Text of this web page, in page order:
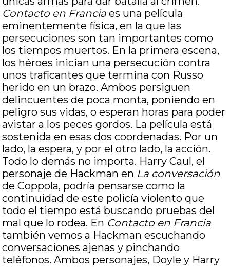
Contacto en Francia es una película
eminentemente física, en la que las
persecuciones son tan importantes como
los tiempos muertos. En la primera escena,
los héroes inician una persecución contra
unos traficantes que termina con Russo
herido en un brazo. Ambos persiguen
delincuentes de poca monta, poniendo en
peligro sus vidas, o esperan horas para poder
avistar a los peces gordos. La película está
sostenida en esas dos coordenadas. Por un
lado, la espera, y por el otro lado, la acción.
Todo lo demás no importa. Harry Caul, el
personaje de Hackman en La conversación
de Coppola, podría pensarse como la
continuidad de este policía violento que
todo el tiempo está buscando pruebas del
mal que lo rodea. En Contacto en Francia
también vemos a Hackman escuchando
conversaciones ajenas y pinchando
teléfonos. Ambos personajes, Doyle y Harry